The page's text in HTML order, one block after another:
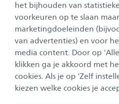
het bijhouden van
voorkeuren op te slaan
marketingdoeleinden
van advertenties) en voor
media content. Door op
klikken ga je akkoord met
cookies. Als je op 'Zelf
kiezen welke cookies je
tonen
​Ontwerp je
machine of slim
de